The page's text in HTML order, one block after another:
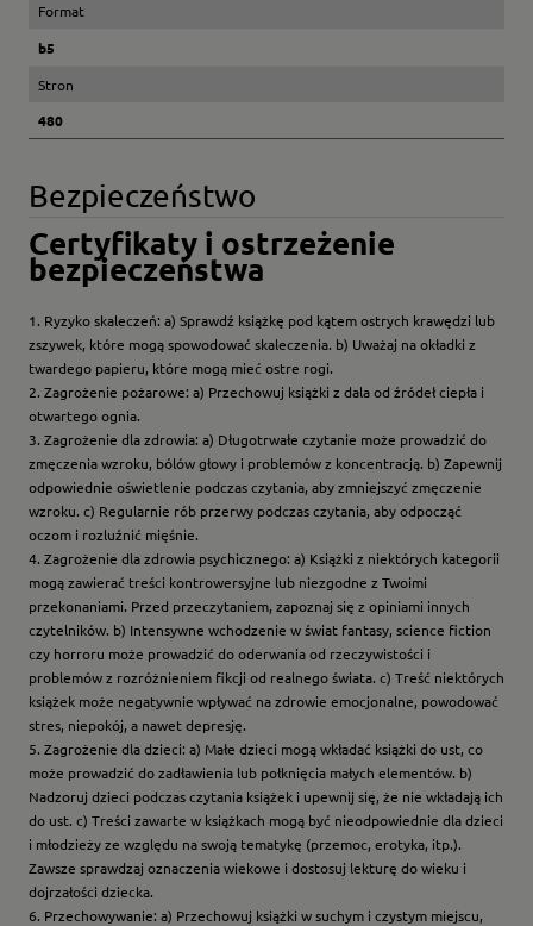
Format
b5
Stron
480
Bezpieczeństwo
Certyfikaty i ostrzeżenie
bezpieczeństwa
1. Ryzyko skaleczeń: a) Sprawdź książkę pod kątem ostrych krawędzi lub
zszywek, które mogą spowodować skaleczenia. b) Uważaj na okładki z
twardego papieru, które mogą mieć ostre rogi.
2. Zagrożenie pożarowe: a) Przechowuj książki z dala od źródeł ciepła i
otwartego ognia.
3. Zagrożenie dla zdrowia: a) Długotrwałe czytanie może prowadzić do
zmęczenia wzroku, bólów głowy i problemów z koncentracją. b) Zapewnij
odpowiednie oświetlenie podczas czytania, aby zmniejszyć zmęczenie
wzroku. c) Regularnie rób przerwy podczas czytania, aby odpocząć
oczom i rozluźnić mięśnie.
4. Zagrożenie dla zdrowia psychicznego: a) Książki z niektórych kategorii
mogą zawierać treści kontrowersyjne lub niezgodne z Twoimi
przekonaniami. Przed przeczytaniem, zapoznaj się z opiniami innych
czytelników. b) Intensywne wchodzenie w świat fantasy, science fiction
czy horroru może prowadzić do oderwania od rzeczywistości i
problemów z rozróżnieniem fikcji od realnego świata. c) Treść niektórych
książek może negatywnie wpływać na zdrowie emocjonalne, powodować
stres, niepokój, a nawet depresję.
5. Zagrożenie dla dzieci: a) Małe dzieci mogą wkładać książki do ust, co
może prowadzić do zadławienia lub połknięcia małych elementów. b)
Nadzoruj dzieci podczas czytania książek i upewnij się, że nie wkładają ich
do ust. c) Treści zawarte w książkach mogą być nieodpowiednie dla dzieci
i młodzieży ze względu na swoją tematykę (przemoc, erotyka, itp.).
Zawsze sprawdzaj oznaczenia wiekowe i dostosuj lekturę do wieku i
dojrzałości dziecka.
6. Przechowywanie: a) Przechowuj książki w suchym i czystym miejscu,